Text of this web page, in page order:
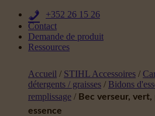
+352 26 15 26
Contact
Demande de produit
Ressources
Accueil / STIHL Accessoires /
détergents / graisses / Bidons
remplissage / Bec verseur, vert,
essence